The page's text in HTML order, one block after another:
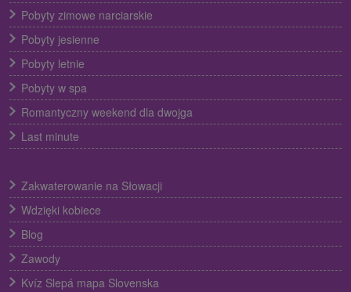
Pobyty zimowe narciarskie
Pobyty jesienne
Pobyty letnie
Pobyty w spa
Romantyczny weekend dla dwojga
Last minute
Zakwaterowanie na Słowacji
Wdzięki kobiece
Blog
Zawody
Kvíz Slepá mapa Slovenska